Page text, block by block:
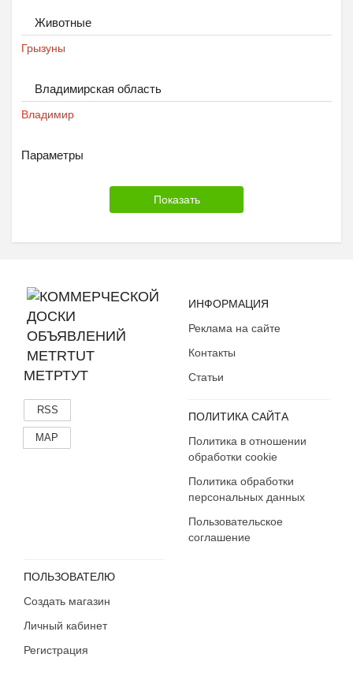
Животные
Грызуны
Владимирская область
Владимир
Параметры
МЕТРТУТ
RSS
MAP
ИНФОРМАЦИЯ
Реклама на сайте
Контакты
Статьи
ПОЛИТИКА САЙТА
Политика в отношении
обработки cookie
Политика обработки
персональных данных
Пользовательское
соглашение
ПОЛЬЗОВАТЕЛЮ
Создать магазин
Личный кабинет
Регистрация